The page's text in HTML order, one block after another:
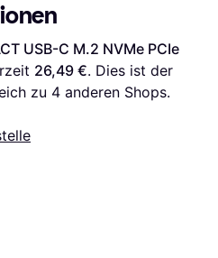
USB-C M.2 NVMe PCIe
26,49 €. Dies ist der
zu 4 anderen Shops.